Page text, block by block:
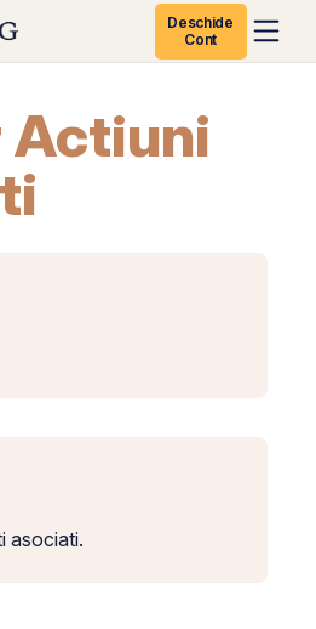
Deschide
Cont
Actiuni
asociati.